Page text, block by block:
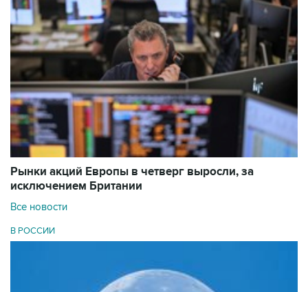
Рынки акций Европы в четверг выросли, за
исключением Британии
Все новости
В РОССИИ